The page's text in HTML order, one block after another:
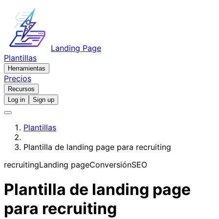
Landing Page
Plantillas
Herramientas
Precios
Recursos
Log in
Sign up
Plantillas
Plantilla de landing page para recruiting
recruitingLanding pageConversiónSEO
Plantilla de landing page
para recruiting